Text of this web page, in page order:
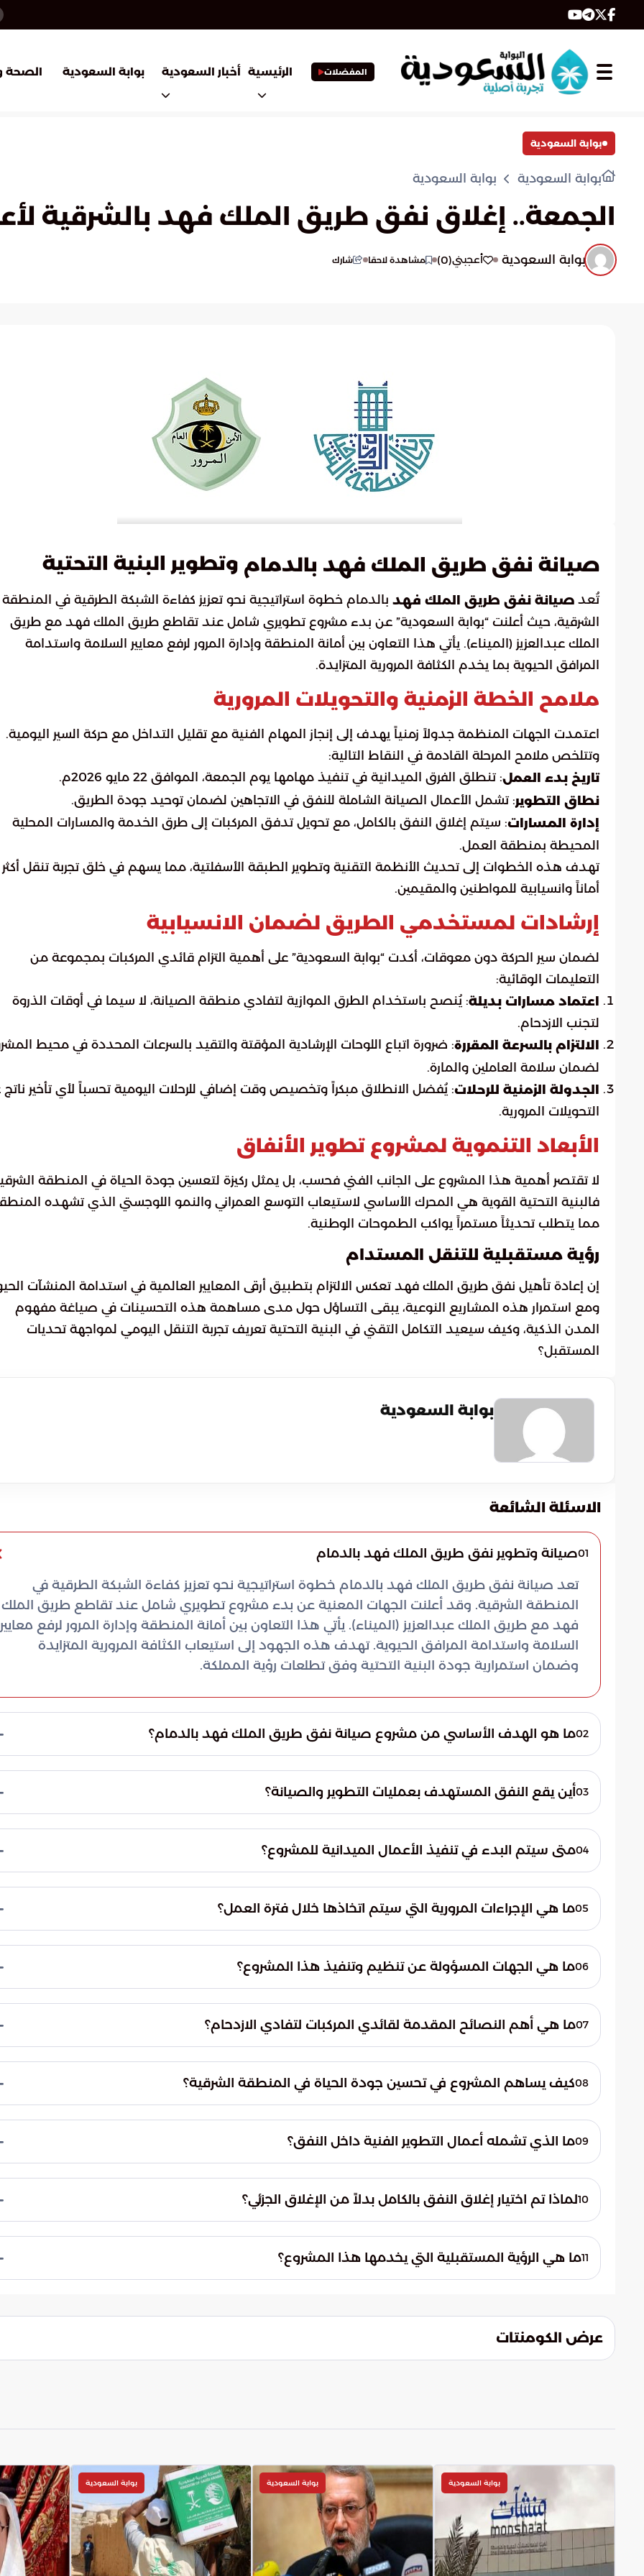
المفضلات الرئيسية أخبار السعودية بوابة السعودية الصحة
بوابة السعودية
بوابة السعودية بوابة السعودية
الجمعة.. إغلاق نفق طريق الملك فهد بالشرقية
بوابة السعودية أعجبني(
0
) مشاهدة لاحقا شارك
صيانة نفق طريق الملك فهد بالدمام وتطوير البنية التحتية
تُعد صيانة نفق طريق الملك فهد بالدمام خطوة استراتيجية نحو تعزيز كفاءة الشبكة الطرقية في المنطقة
الشرقية، حيث أعلنت “بوابة السعودية” عن بدء مشروع تطويري شامل عند تقاطع طريق الملك فهد مع طريق
الملك عبدالعزيز (الميناء). يأتي هذا التعاون بين أمانة المنطقة وإدارة المرور لرفع معايير السلامة واستدامة
المرافق الحيوية بما يخدم الكثافة المرورية المتزايدة.
ملامح الخطة الزمنية والتحويلات المرورية
اعتمدت الجهات المنظمة جدولاً زمنياً يهدف إلى إنجاز المهام الفنية مع تقليل التداخل مع حركة السير اليومية.
وتتلخص ملامح المرحلة القادمة في النقاط التالية:
تاريخ بدء العمل: تنطلق الفرق الميدانية في تنفيذ مهامها يوم الجمعة، الموافق 22 مايو 2026م.
نطاق التطوير: تشمل الأعمال الصيانة الشاملة للنفق في الاتجاهين لضمان توحيد جودة الطريق.
إدارة المسارات: سيتم إغلاق النفق بالكامل، مع تحويل تدفق المركبات إلى طرق الخدمة والمسارات المحلية
المحيطة بمنطقة العمل.
تهدف هذه الخطوات إلى تحديث الأنظمة التقنية وتطوير الطبقة الأسفلتية، مما يسهم في خلق تجربة تنقل أكثر
أماناً وانسيابية للمواطنين والمقيمين.
إرشادات لمستخدمي الطريق لضمان الانسيابية
لضمان سير الحركة دون معوقات، أكدت “بوابة السعودية” على أهمية التزام قائدي المركبات بمجموعة من
التعليمات الوقائية:
اعتماد مسارات بديلة: يُنصح باستخدام الطرق الموازية لتفادي منطقة الصيانة، لا سيما في أوقات الذروة
لتجنب الازدحام.
الالتزام بالسرعة المقررة: ضرورة اتباع اللوحات الإرشادية المؤقتة والتقيد بالسرعات المحددة في محيط
لضمان سلامة العاملين والمارة.
الجدولة الزمنية للرحلات: يُفضل الانطلاق مبكراً وتخصيص وقت إضافي للرحلات اليومية تحسباً لأي تأخير
التحويلات المرورية.
الأبعاد التنموية لمشروع تطوير الأنفاق
لا تقتصر أهمية هذا المشروع على الجانب الفني فحسب، بل يمثل ركيزة لتعسين جودة الحياة في المنطقة
فالبنية التحتية القوية هي المحرك الأساسي لاستيعاب التوسع العمراني والنمو اللوجستي الذي تشهده
مما يتطلب تحديثاً مستمراً يواكب الطموحات الوطنية.
رؤية مستقبلية للتنقل المستدام
إن إعادة تأهيل نفق طريق الملك فهد تعكس الالتزام بتطبيق أرقى المعايير العالمية في استدامة المنشآت
ومع استمرار هذه المشاريع النوعية، يبقى التساؤل حول مدى مساهمة هذه التحسينات في صياغة مفهوم
المدن الذكية، وكيف سيعيد التكامل التقني في البنية التحتية تعريف تجربة التنقل اليومي لمواجهة تحديات
المستقبل؟
بوابة السعودية
الاسئلة الشائعة
01صيانة وتطوير نفق طريق الملك فهد بالدمام
تعد صيانة نفق طريق الملك فهد بالدمام خطوة استراتيجية نحو تعزيز كفاءة الشبكة الطرقية في
المنطقة الشرقية. وقد أعلنت الجهات المعنية عن بدء مشروع تطويري شامل عند تقاطع طريق الملك
فهد مع طريق الملك عبدالعزيز (الميناء). يأتي هذا التعاون بين أمانة المنطقة وإدارة المرور لرفع معايير
السلامة واستدامة المرافق الحيوية. تهدف هذه الجهود إلى استيعاب الكثافة المرورية المتزايدة
وضمان استمرارية جودة البنية التحتية وفق تطلعات رؤية المملكة.
02ما هو الهدف الأساسي من مشروع صيانة نفق طريق الملك فهد بالدمام؟
السلامة المرورية. كما يسعى إلى ضمان استدامة المرافق الحيوية لمواكبة الكثافة المرورية المتزايدة
وتحديث الأنظمة التقنية والطبقة الأسفلتية للنفق.
03أين يقع النفق المستهدف بعمليات التطوير والصيانة؟
مع طريق الملك عبدالعزيز، المعروف محلياً بطريق (الميناء). يعد هذا الموقع نقطة حيوية تربط محاور
رئيسية في المدينة.
04متى سيتم البدء في تنفيذ الأعمال الميدانية للمشروع؟
وسيكون ذلك بتاريخ 22 مايو من عام 2026م، حيث سيبدأ العمل الفني الفعلي في الموقع.05ما هي الإجراءات المرورية التي سيتم اتخاذها خلال فترة العمل؟
تدفق المركبات إلى طرق الخدمة الجانبية والمسارات المحلية المحيطة بمنطقة العمل لتسهيل حركة06ما هي الجهات المسؤولة عن تنظيم وتنفيذ هذا المشروع؟
تهدف هذه الشراكة إلى ضمان تنفيذ الأعمال الفنية بأعلى معايير الجودة مع إدارة حركة السير بفعالية.07ما هي أهم النصائح المقدمة لقائدي المركبات لتفادي الازدحام؟
خاصة في أوقات الذروة. كما يُفضل الجدولة المسبقة للرحلات والانطلاق مبكراً لتجنب أي تأخير قد ينتج
عن التحويلات المرورية.
08كيف يساهم المشروع في تحسين جودة الحياة في المنطقة الشرقية؟
والنمو اللوجستي. تساهم هذه التحسينات في خلق تجربة تنقل أكثر أماناً وانسيابية للمواطنين
والمقيمين والزوار على حد سواء.
09ما الذي تشمله أعمال التطوير الفنية داخل النفق؟
ومتانتها. بالإضافة إلى ذلك، سيتم تحديث الأنظمة التقنية المرتبطة بالنفق لرفع كفاءة التشغيل
والسلامة العامة للمستخدمين.
10لماذا تم اختيار إغلاق النفق بالكامل بدلاً من الإغلاق الجزئي؟
الميدانية. كما يساهم الإغلاق الكلي في تقليص المدة الزمنية اللازمة لإنهاء المشروع مقارنة بالعمل
الجزئي.
11ما هي الرؤية المستقبلية التي يخدمها هذا المشروع؟
ومواجهة تحديات المستقبل اللوجستية.
عرض الكومنتات
بوابة السعودية بوابة السعودية بوابة السعودية